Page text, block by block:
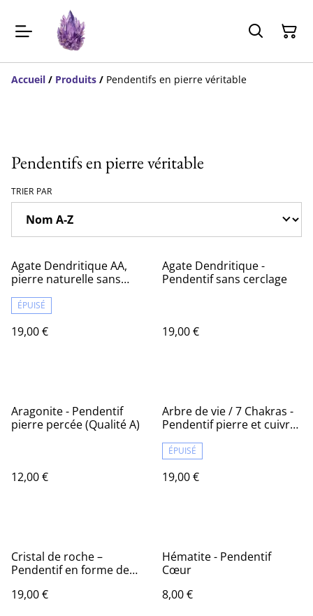
Accueil / Produits / Pendentifs en pierre véritable
Pendentifs en pierre véritable
TRIER PAR
Agate Dendritique AA,
pierre naturelle sans
ÉPUISÉ
19,00 €
Agate Dendritique -
Pendentif sans cerclage
19,00 €
Aragonite - Pendentif
pierre percée (Qualité A)
12,00 €
Arbre de vie / 7 Chakras -
Pendentif pierre et cuivre
ÉPUISÉ
19,00 €
Cristal de roche –
Pendentif en forme de
19,00 €
Hématite - Pendentif
Cœur
8,00 €